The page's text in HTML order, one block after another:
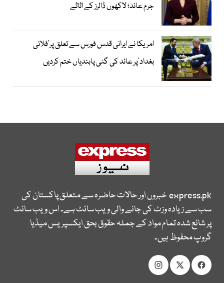
جرم عائد؛ لاکھوں ڈالرز کے اثاثے
امریکا نے ایرانی قدس فورس سے تعلق پر’فلائی
بغداد‘پر عائد کی گئی پابندیاں ختم کردیں
express.pkخبروں اور حالات حاضرہ سے متعلق پاکستان کی
سب سے زیادہ وزٹ کی جانے والی ویب سائٹ ہے۔ اس ویب سائٹ
پر شائع شدہ تمام مواد کے جملہ حقوق بحق ایکسپریس میڈیا
گروپ محفوظ ہیں۔